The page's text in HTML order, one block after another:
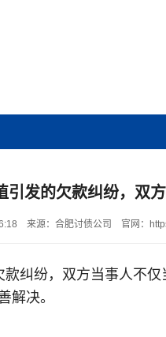
发的欠款纠纷，双
来源：合肥讨债公司 官网：
纠纷，双方当事人不
解决。